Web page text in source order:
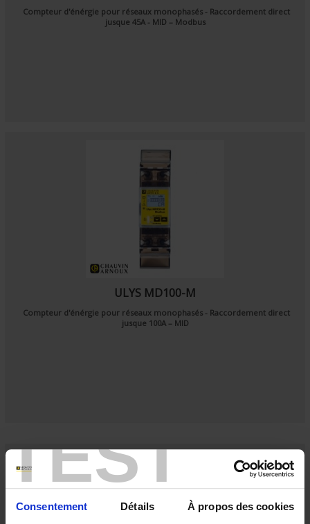
TEST
Consentement Détails À propos des cookies
Compteur d'énérgie pour réseaux monophasés - Raccordement direct
jusque 45A - MID – Modbus
ULYS MD100-M
Compteur d'énérgie pour réseaux monophasés - Raccordement direct
jusque 100A – MID